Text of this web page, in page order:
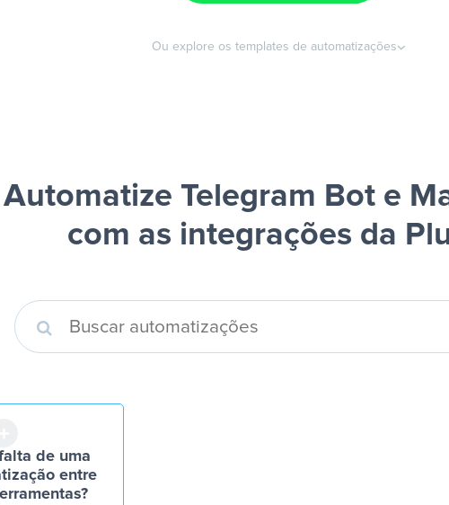
Ou explore os templates de automatizações
Automatize Telegram Bot e
com as integrações da
de uma
entre